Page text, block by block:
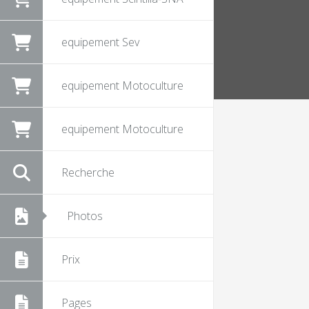
equipement Sev
equipement Motoculture
equipement Motoculture
Recherche
Photos
Prix
Pages